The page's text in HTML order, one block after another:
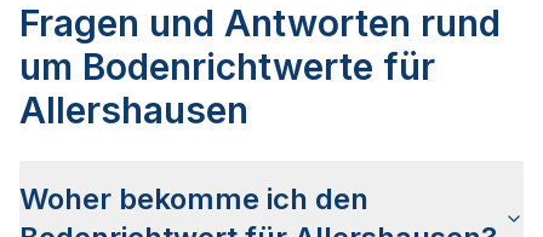
Fragen und Antworten rund
um Bodenrichtwerte für
Allershausen
Woher bekomme ich den